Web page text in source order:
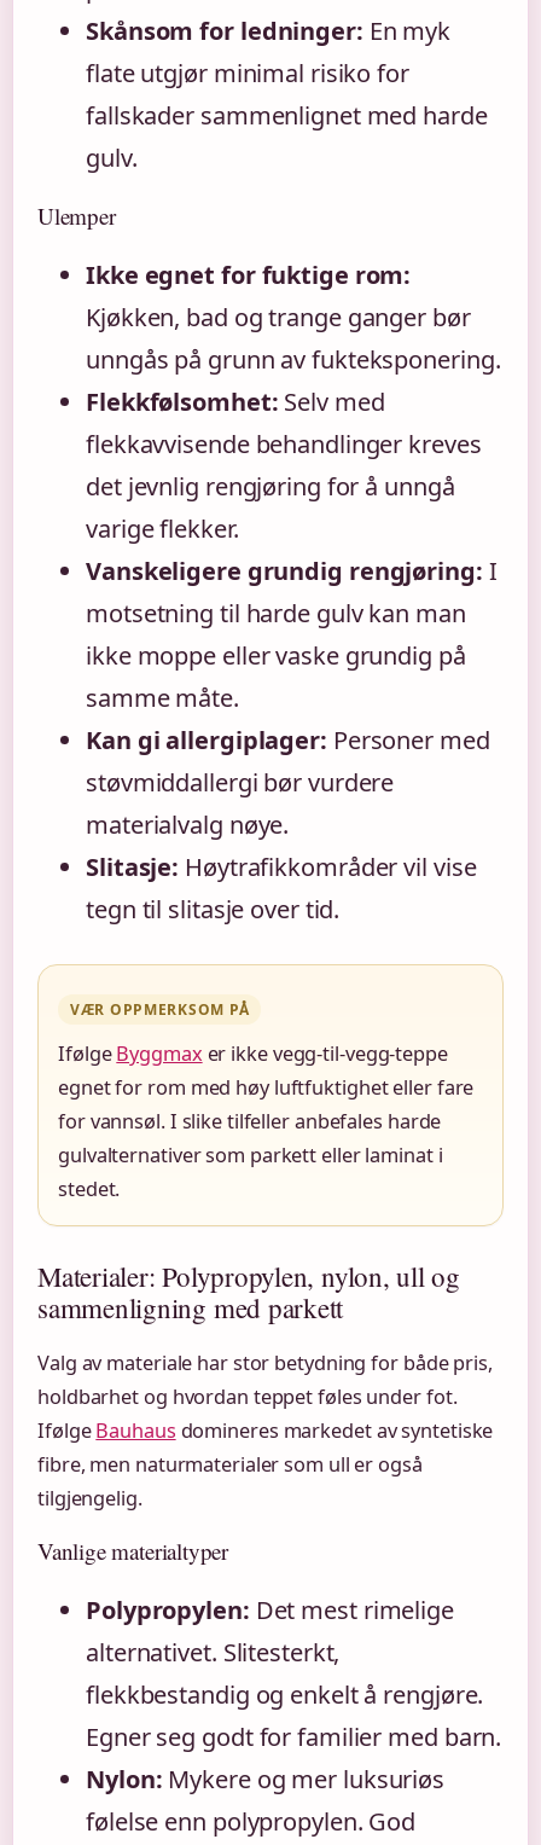
Skånsom for ledninger: En myk
flate utgjør minimal risiko for
fallskader sammenlignet med harde
gulv.
Ulemper
Ikke egnet for fuktige rom:
Kjøkken, bad og trange ganger bør
unngås på grunn av fukteksponering.
Flekkfølsomhet: Selv med
flekkavvisende behandlinger kreves
det jevnlig rengjøring for å unngå
varige flekker.
Vanskeligere grundig rengjøring: I
motsetning til harde gulv kan man
ikke moppe eller vaske grundig på
samme måte.
Kan gi allergiplager: Personer med
støvmiddallergi bør vurdere
materialvalg nøye.
Slitasje: Høytrafikkområder vil vise
tegn til slitasje over tid.
VÆR OPPMERKSOM PÅ
IfølgeByggmax er ikke vegg-til-vegg-teppe
egnet for rom med høy luftfuktighet eller fare
for vannsøl. I slike tilfeller anbefales harde
gulvalternativer som parkett eller laminat i
stedet.
Materialer: Polypropylen, nylon, ull og
sammenligning med parkett
Valg av materiale har stor betydning for både pris,
holdbarhet og hvordan teppet føles under fot.
IfølgeBauhaus domineres markedet av syntetiske
fibre, men naturmaterialer som ull er også
tilgjengelig.
Vanlige materialtyper
Polypropylen: Det mest rimelige
alternativet. Slitesterkt,
flekkbestandig og enkelt å rengjøre.
Egner seg godt for familier med barn.
Nylon: Mykere og mer luksuriøs
følelse enn polypropylen. God